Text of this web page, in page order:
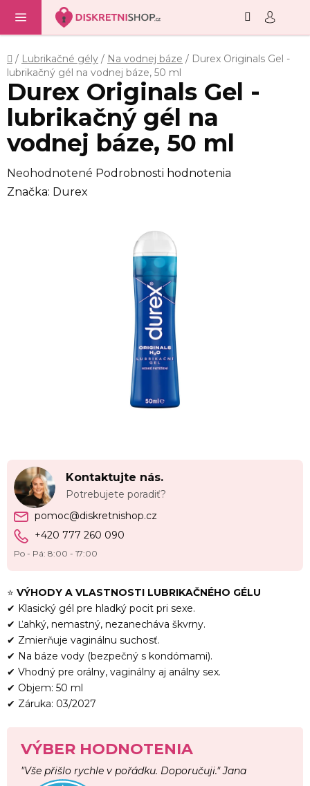
obsah
Domov
/ Lubrikačné gély / Na vodnej báze / Durex Originals Gel -
lubrikačný gél na vodnej báze, 50 ml
⭐ VÝHODY A VLASTNOSTI LUBRIKAČNÉHO GÉLU
✔ Klasický gél pre hladký pocit pri sexe.
✔ Ľahký, nemastný, nezanecháva škvrny.
✔ Zmierňuje vaginálnu suchosť.
✔ Na báze vody (bezpečný s kondómami).
✔ Vhodný pre orálny, vaginálny aj análny sex.
✔ Objem: 50 ml
✔ Záruka: 03/2027
VÝBER HODNOTENIA
"Vše přišlo rychle v pořádku. Doporučuji." Jana
Durex Originals Gel -
lubrikačný gél na
vodnej báze, 50 ml
Priemerné
hodnotenie
Neohodnotené Podrobnosti hodnotenia
Značka: Durex
Kontaktujte nás.
Potrebujete poradiť?
pomoc@diskretnishop.cz
+420 777 260 090
Po - Pá: 8:00 - 17:00